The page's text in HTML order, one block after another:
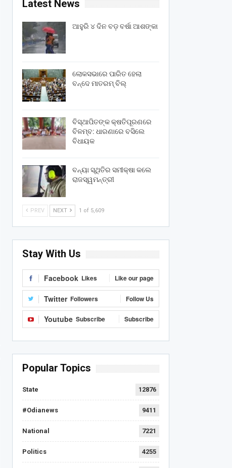
Latest News
ଆହୁରି ୪ ଦିନ ବଡ଼ ବର୍ଷା ଆଶଙ୍କା
ଲୋକସଭାରେ ପାରିତ ହେଲା
ବନ୍ଦେ ମାତରମ୍‌ ବିଲ୍‌
ବିସ୍ଥାପିତଙ୍କ କ୍ଷତିପୂରଣରେ
ବିଳମ୍ବ: ଧାରଣାରେ ବସିଲେ
ବିଧାୟକ
ବନ୍ୟା ସ୍ଥିତିର ସମୀକ୍ଷା କଲେ
ରାଜସ୍ୱମନ୍ତ୍ରୀ
PREV NEXT 1 of 5,609
Stay With Us
Facebook Likes Like our page
Twitter Followers Follow Us
Youtube Subscribe Subscribe
Popular Topics
State 12876
#Odianews 9411
National 7221
Politics 4255